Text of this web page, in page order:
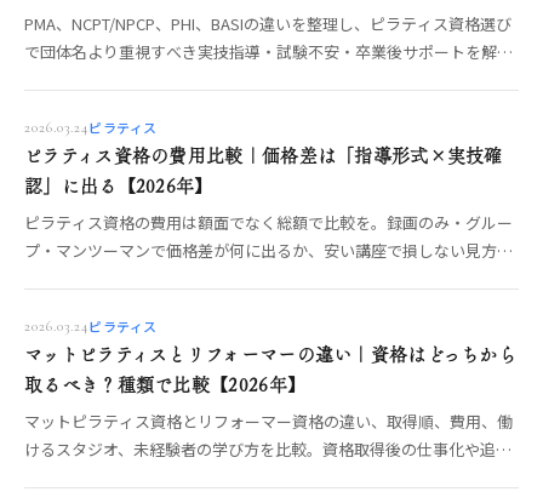
PMA、NCPT/NPCP、PHI、BASIの違いを整理し、ピラティス資格選び
で団体名より重視すべき実技指導・試験不安・卒業後サポートを解説
2026.03.24ピラティス
ピラティス資格の費用比較｜価格差は「指導形式×実技確
認」に出る【2026年】
ピラティス資格の費用は額面でなく総額で比較を。録画のみ・グルー
プ・マンツーマンで価格差が何に出るか、安い講座で損しない見方、
2026.03.24ピラティス
マットピラティスとリフォーマーの違い｜資格はどっちから
取るべき？種類で比較【2026年】
マットピラティス資格とリフォーマー資格の違い、取得順、費用、働
けるスタジオ、未経験者の学び方を比較。資格取得後の仕事化や追加